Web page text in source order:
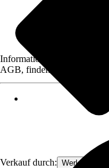
Verkauf durch:
Informationen des
AGB, finden Sie bei Klick